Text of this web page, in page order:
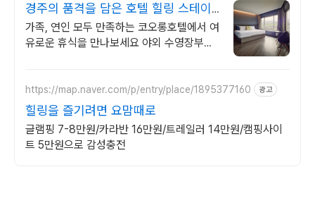
경주의 품격을 담은 호텔 힐링 스테이,
코오롱호텔
가족, 연인 모두 만족하는 코오롱호텔에서 여
유로운 휴식을 만나보세요 야외 수영장부터
https://map.naver.com/p/entry/place/1895377160 광고
힐링을 즐기려면 요맘때로
글램핑 7-8만원/카라반 16만원/트레일러 14만원/캠핑사이
트 5만원으로 감성충전